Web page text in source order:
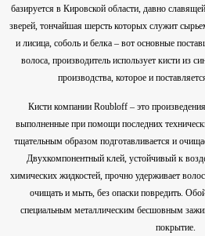
базируется в Кировской области, давно
зверей, тончайшая шерсть которых служит
и лисица, соболь и белка – вот основные
волоса, производитель использует кисти из
производства, которое и
Кисти компании Roubloff – это
выполненные при помощи последних
тщательным образом подготавливается и
Двухкомпонентный клей, устойчивый к
химических жидкостей, прочно удерживает
очищать и мыть, без опаски повредить.
специальным металлическим бесшовным
покрытие.